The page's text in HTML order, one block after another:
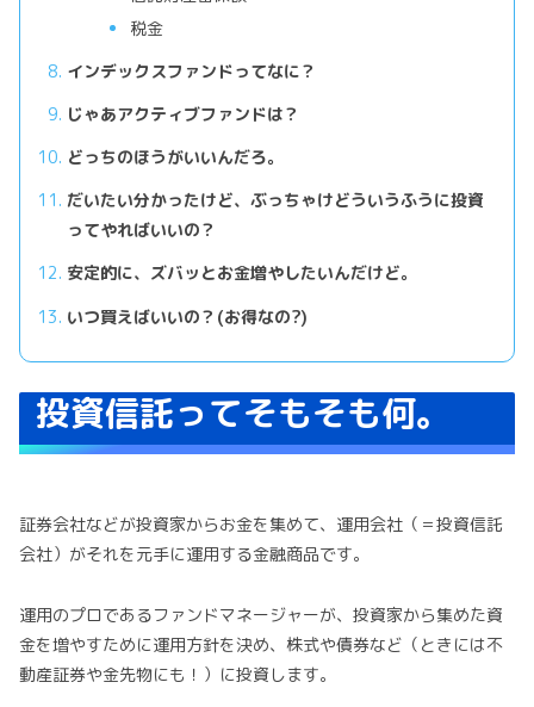
税金
インデックスファンドってなに？
じゃあアクティブファンドは？
どっちのほうがいいんだろ。
だいたい分かったけど、ぶっちゃけどういうふうに投資
ってやればいいの？
安定的に、ズバッとお金増やしたいんだけど。
いつ買えばいいの？(お得なの?)
投資信託ってそもそも何。
証券会社などが投資家からお金を集めて、運用会社（＝投資信託
会社）がそれを元手に運用する金融商品です。
運用のプロであるファンドマネージャーが、投資家から集めた資
金を増やすために運用方針を決め、株式や債券など（ときには不
動産証券や金先物にも！）に投資します。